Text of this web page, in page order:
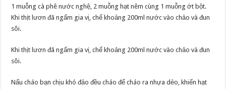
1 muỗng cà phê nước nghệ, 2 muỗng hạt nêm cùng 1 muỗng ớt bột.
Khi thịt lươn đã ngấm gia vị, chế khoảng 200ml nước vào chảo và đun
sôi.
Khi thịt lươn đã ngấm gia vị, chế khoảng 200ml nước vào chảo và đun
sôi.
Nấu cháo bạn chịu khó đảo đều cháo để cháo ra nhựa dẻo, khiến hạt